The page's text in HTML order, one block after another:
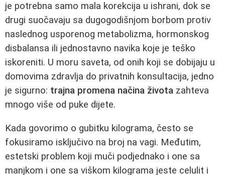
je potrebna samo mala korekcija u ishrani, dok se
drugi suočavaju sa dugogodišnjom borbom protiv
naslednog usporenog metabolizma, hormonskog
disbalansa ili jednostavno navika koje je teško
iskoreniti. U moru saveta, od onih koji se dobijaju u
domovima zdravlja do privatnih konsultacija, jedno
je sigurno: trajna promena načina života zahteva
mnogo više od puke dijete.
Kada govorimo o gubitku kilograma, često se
fokusiramo isključivo na broj na vagi. Međutim,
estetski problem koji muči podjednako i one sa
manjkom i one sa viškom kilograma jeste celulit i